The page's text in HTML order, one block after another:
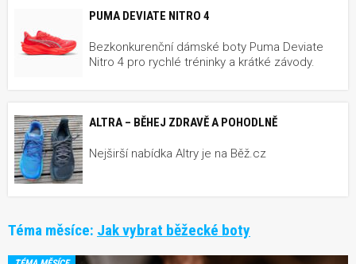
PUMA DEVIATE NITRO 4
Bezkonkurenční dámské boty Puma Deviate
Nitro 4 pro rychlé tréninky a krátké závody.
ALTRA – BĚHEJ ZDRAVĚ A POHODLNĚ
Nejširší nabídka Altry je na Běž.cz
Téma měsíce: Jak vybrat běžecké boty